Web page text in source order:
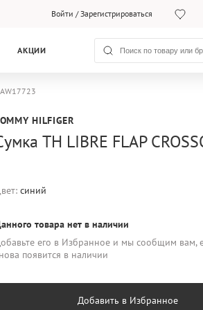
Войти /Зарегистрироваться
АКЦИИ
HILFIGER
TH LIBRE FLAP
синий
товара нет в наличии
его в Избранное и мы сообщим вам,
появится в наличии
Добавить в Избранное